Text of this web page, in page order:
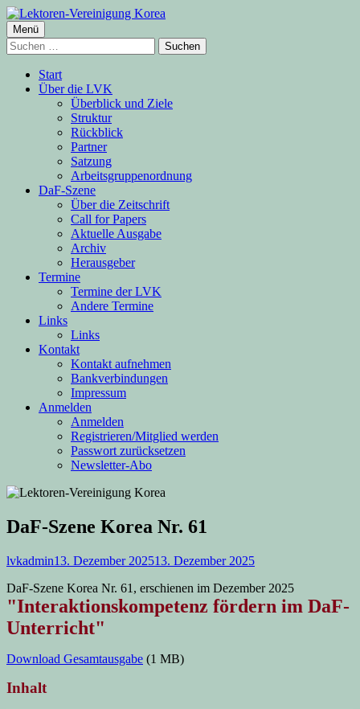
Springe
zum
Inhalt
Lektoren-Vereinigung Korea
Primäres
Menü
Menü
Suchen
nach:
Start
Über die LVK
Überblick und Ziele
Struktur
Rückblick
Partner
Satzung
Arbeitsgruppenordnung
DaF-Szene
Über die Zeitschrift
Call for Papers
Aktuelle Ausgabe
Archiv
Herausgeber
Termine
Termine der LVK
Andere Termine
Links
Links
Kontakt
Kontakt aufnehmen
Bankverbindungen
Impressum
Anmelden
Anmelden
Registrieren/Mitglied werden
Passwort zurücksetzen
Newsletter-Abo
DaF-Szene Korea Nr. 61
Autor
lvkadminVeröffentlicht
13. Dezember 202513. Dezember 2025
DaF-Szene Korea Nr. 61, erschienen im Dezember 2025
"Interaktionskompetenz fördern im DaF-
Unterricht"
Download Gesamtausgabe (1 MB)
Inhalt